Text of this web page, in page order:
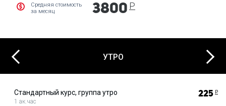
Средняя стоимость
за месяц
3800 Р
Previous УТРО
Стандартный курс, группа утро
1 ак.час
225 Р
Next